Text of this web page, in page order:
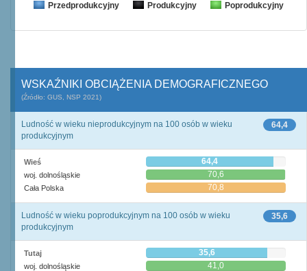
Przedprodukcyjny Produkcyjny Poprodukcyjny
WSKAŹNIKI OBCIĄŻENIA DEMOGRAFICZNEGO
(Źródło: GUS, NSP 2021)
64,4
Ludność w wieku nieprodukcyjnym na 100 osób w wieku
produkcyjnym
Wieś 64,4
woj. dolnośląskie 70,6
Cała Polska 70,8
35,6
Ludność w wieku poprodukcyjnym na 100 osób w wieku
produkcyjnym
Tutaj 35,6
woj. dolnośląskie 41,0